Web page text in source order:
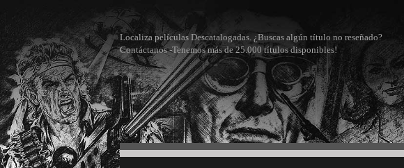
Localiza películas Descatalogadas. ¿Buscas algún título no reseñado?
Contáctanos -Tenemos más de 25.000 títulos disponibles!